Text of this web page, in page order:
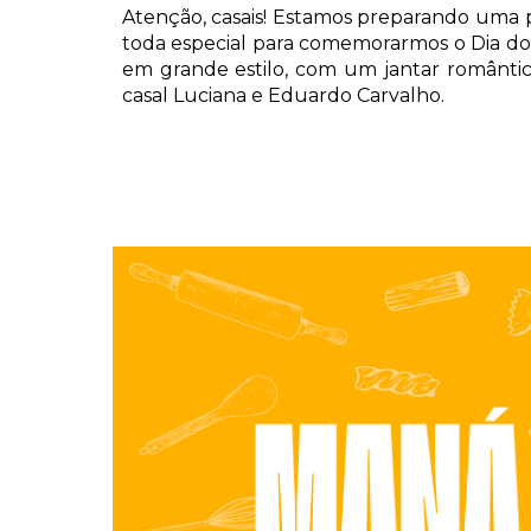
Atenção, casais! Estamos preparando uma
toda especial para comemorarmos o Dia
em grande estilo, com um jantar
casal Luciana e Eduardo Carvalho.